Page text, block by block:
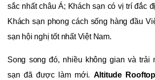
sắc nhất châu Á; Khách sạn có vị trí đắc
Khách sạn phong cách sống hàng đầu
sạn hội nghị tốt nhất Việt Nam.
Song song đó, nhiều không gian và trải
sạn đã được làm mới. Altitude